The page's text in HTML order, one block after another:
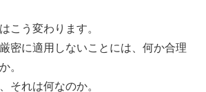
こう変わります。
密に適用しないことには、何か合理
。
それは何なのか。